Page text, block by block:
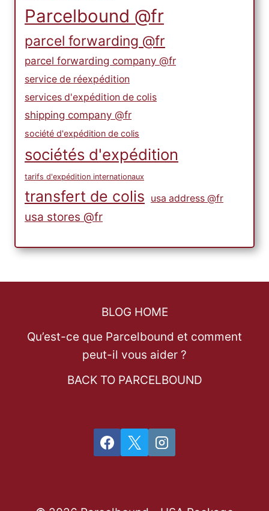
Parcelbound @fr
parcel forwarding @fr
parcel forwarding company @fr
service de réexpédition
services d'expédition de colis
shipping company @fr
société d'expédition de colis
sociétés d'expédition
tarifs d'expédition internationaux
transfert de colis usa address @fr
usa stores @fr
BLOG HOME
Qu’est-ce que Parcelbound et comment
peut-il vous aider ?
BACK TO PARCELBOUND